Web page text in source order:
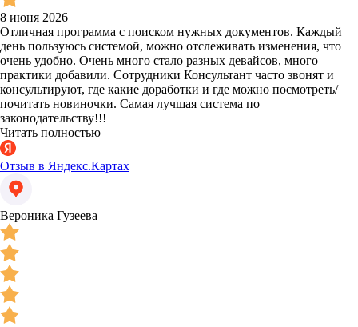
8 июня 2026
Отличная программа с поиском нужных документов. Каждый
день пользуюсь системой, можно отслеживать изменения, что
очень удобно. Очень много стало разных девайсов, много
практики добавили. Сотрудники Консультант часто звонят и
консультируют, где какие доработки и где можно посмотреть/
почитать новиночки. Самая лучшая система по
законодательству!!!
Читать полностью
Отзыв в Яндекс.Картах
Вероника Гузеева